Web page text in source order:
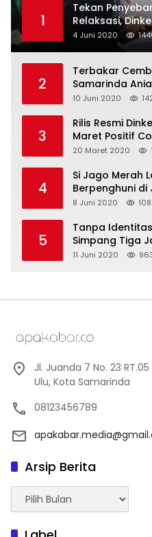
1
Tekan
Relaksasi,
Pelabuhan
4 Juni 2020
2
Terbakar
Samarinda
10 Juni 2020
3
Rilis Resmi
Maret Positif
20 Maret 2020
4
Si Jago Merah
Berpenghuni di
8 Juni 2020
5
Tanpa
Simpang Tiga
11 Juni 2020
Jl. Juanda 7 No. 23
Ulu, Kota Samarinda
08123456789
Arsip Berita
Arsip
Berita